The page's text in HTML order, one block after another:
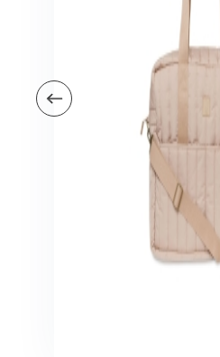
Veiligheid buiten de deur
Meer